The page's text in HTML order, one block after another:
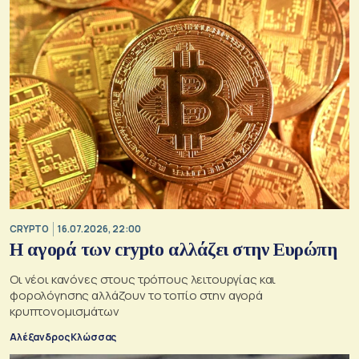
CRYPTO 16.07.2026, 22:00
Η αγορά των crypto αλλάζει στην Ευρώπη
Οι νέοι κανόνες στους τρόπους λειτουργίας και
φορολόγησης αλλάζουν το τοπίο στην αγορά
κρυπτονομισμάτων
Αλέξανδρος Κλώσσας